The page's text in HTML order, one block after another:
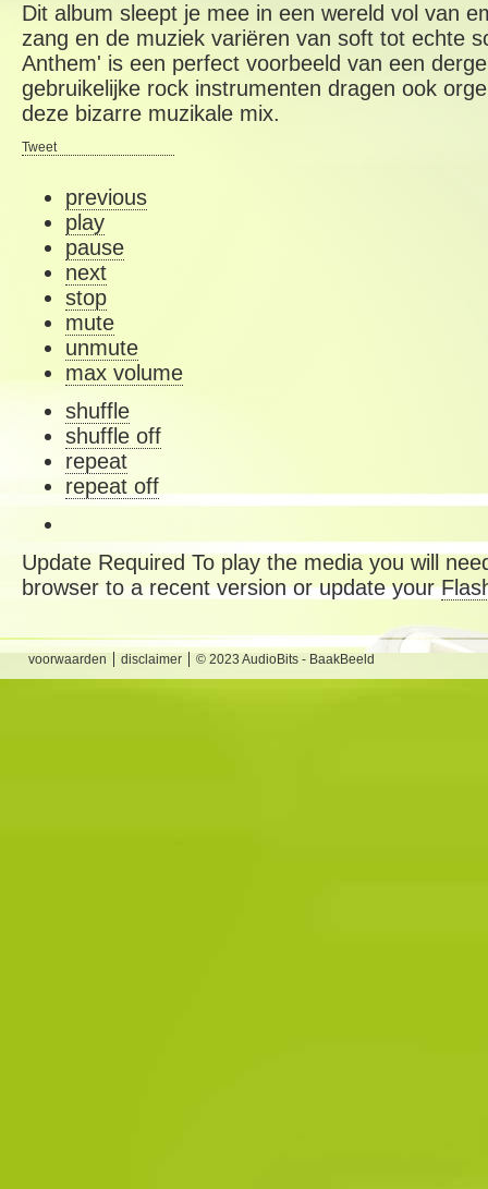
Dit album sleept je mee in een wereld vol van
zang en de muziek variëren van soft tot echte
Anthem' is een perfect voorbeeld van een
gebruikelijke rock instrumenten dragen ook
deze bizarre muzikale mix.
Tweet
previous
play
pause
next
stop
mute
unmute
max volume
shuffle
shuffle off
repeat
repeat off
Update Required To play the media you will
browser to a recent version or update your
voorwaarden disclaimer © 2023 AudioBits - BaakBeeld